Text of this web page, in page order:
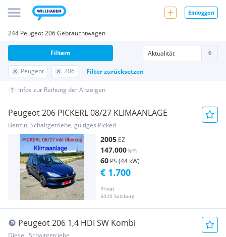
Einloggen
244 Peugeot 206 Gebrauchtwagen
Peugeot 206 Filter zurücksetzen
Filtern
Infos zur Reihung der Anzeigen
Peugeot 206 PICKERL 08/27 KLIMAANLAGE
Benzin, Schaltgetriebe, gültiges Pickerl
2005 EZ
147.000 km
60 PS (44 kW)
Privat
5020 Salzburg
€ 1.700
Peugeot 206 1,4 HDI SW Kombi